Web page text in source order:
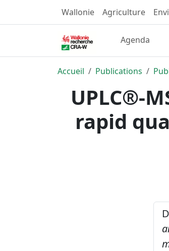
Wallonie Agriculture
Agenda
Accueil Publications
UPLC®-
rapid